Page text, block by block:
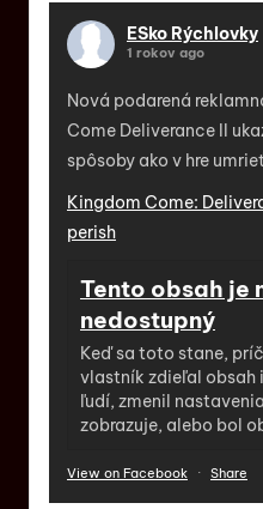
ESko Rýchlovky
1 rokov ago
Nová podarená
Come Deliverance II
spôsoby ako v hre
Kingdom Come:
perish
Tento obsah je
nedostupný
Keď sa toto stane,
vlastník zdieľal obsah
ľudí, zmenil
zobrazuje, alebo bol
View on Facebook · Share